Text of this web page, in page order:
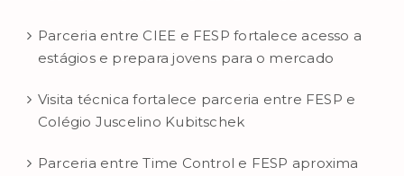
Parceria entre CIEE e FESP fortalece acesso a
estágios e prepara jovens para o mercado
Visita técnica fortalece parceria entre FESP e
Colégio Juscelino Kubitschek
Parceria entre Time Control e FESP aproxima